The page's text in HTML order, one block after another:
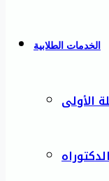
الخدمات الطلابية
الأولى